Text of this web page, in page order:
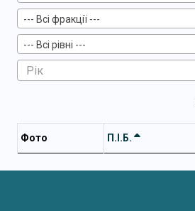
--- Всі фракції ---
--- Всі рівні ---
Фото П.І.Б.